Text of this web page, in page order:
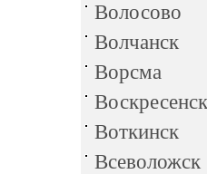
Волосово
Волчанск
Ворсма
Воскресенск
Воткинск
Всеволожск